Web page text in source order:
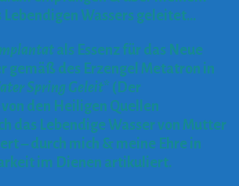
Lebendigen Wassers geleitet…
als Essenz für das Neue
gemäß des Erzengel Metatron in
Spring Geleit* (Der
den Heiligen Quellen
das Lebendige Wasser von Mutter
– durch mich & meine Ehre in
im Dienen artikuliert.